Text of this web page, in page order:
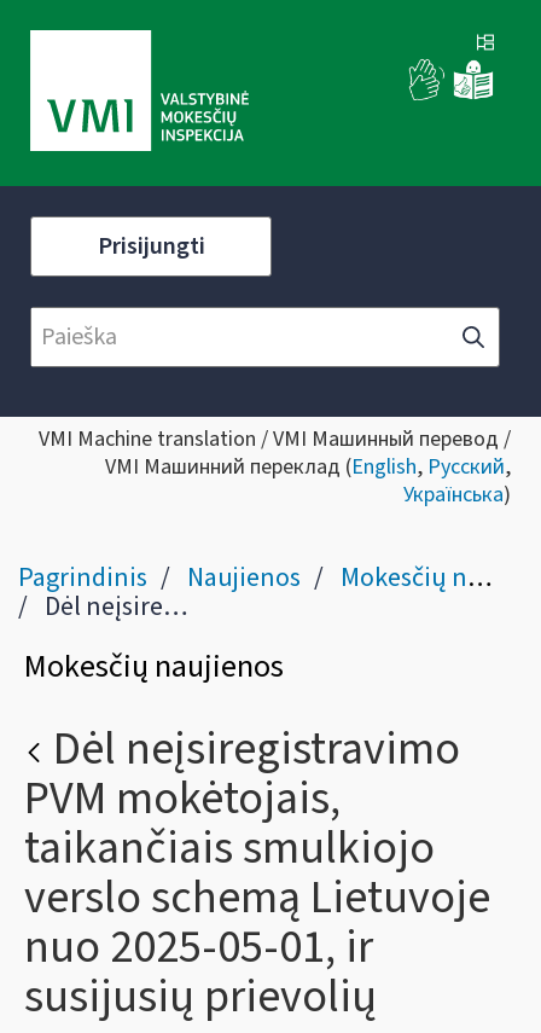
Prisijungti
VMI Machine translation / VMI Машинный перевод /
VMI Машинний переклад (English, Русский,
Українська)
Pagrindinis Naujienos Mokesčių naujienos
Dėl neįsiregistravimo PVM mokėtojais, taikančiais smulkiojo verslo schemą Lietuvoje nuo 2025-05-01, ir susijusių prievolių
Mokesčių naujienos
Dėl neįsiregistravimo
PVM mokėtojais,
taikančiais smulkiojo
verslo schemą Lietuvoje
nuo 2025-05-01, ir
susijusių prievolių